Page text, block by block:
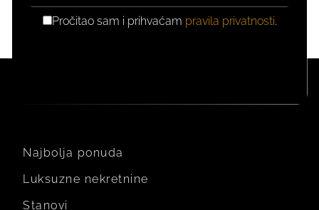
GDPRPročitao sam i prihvaćam pravila privatnosti.
Najbolja ponuda
Luksuzne nekretnine
Stanovi